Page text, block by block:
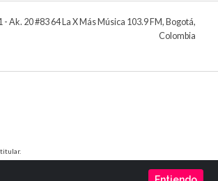
- Ak. 20 #83 64 La X Más Música 103.9 FM, Bogotá,
Colombia